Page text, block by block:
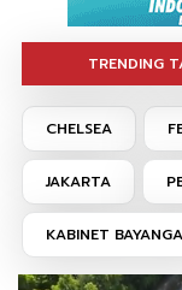
TRENDING
CHELSEA
JAKARTA
KABINET